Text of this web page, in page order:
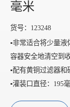
毫米
货号：123248
▪️非常适合将少量
容器安全地清空到
▪️配有黄铜过滤器和
▪️灌装口直径：195